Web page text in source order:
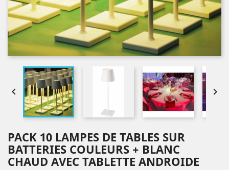
 
PACK 10 LAMPES DE TABLES SUR
BATTERIES COULEURS + BLANC
CHAUD AVEC TABLETTE ANDROIDE